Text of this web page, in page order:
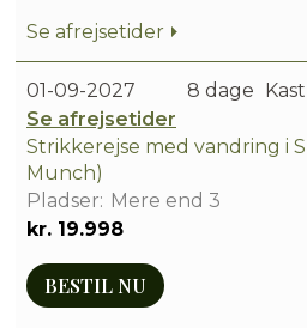
Se afrejsetider
01-09-2027
Se afrejsetider
8 dage
Strikkerejse med vandring i
Munch)
Mere end 3
kr. 19.998
BESTIL NU